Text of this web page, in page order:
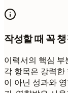
작성할 때 꼭
이력서의 핵심
각 항목은 강력한
이 아닌 성과와